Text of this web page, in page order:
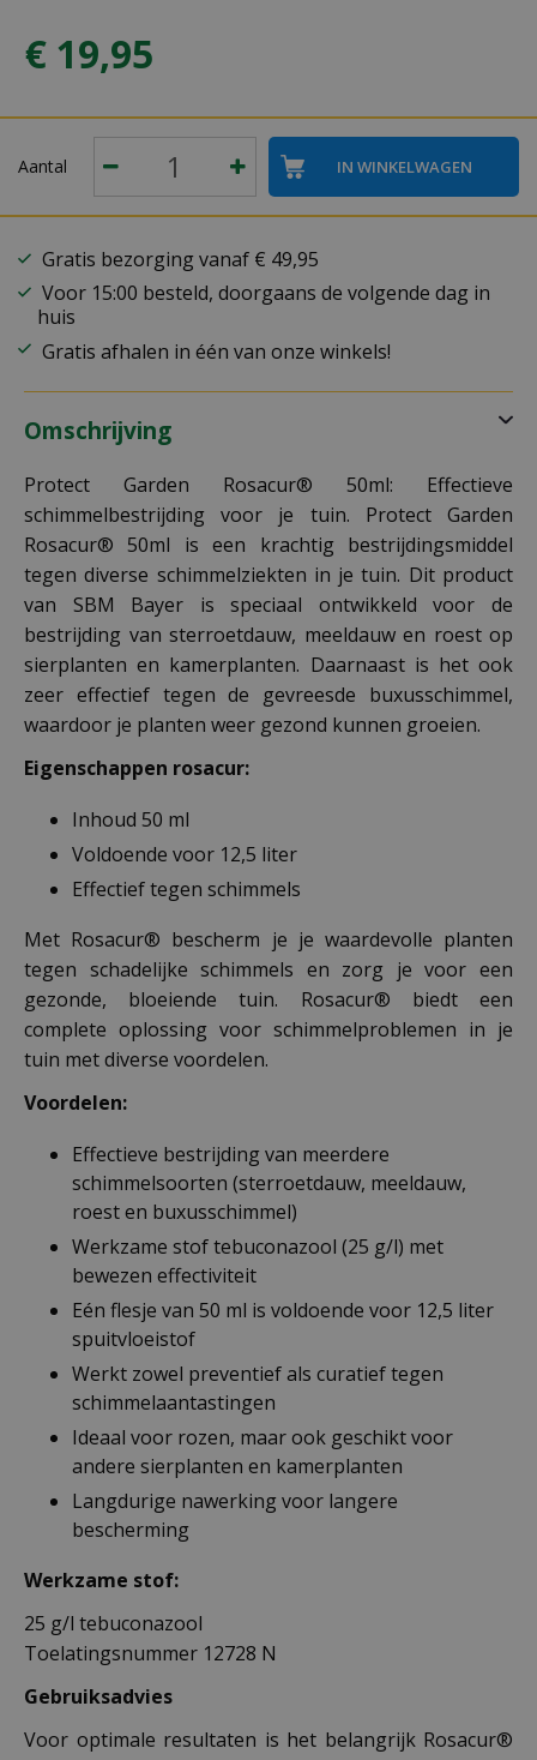
€ 19,95
Aantal
Gratis bezorging vanaf € 49,95
Voor 15:00 besteld, doorgaans de volgende dag in
huis
Gratis afhalen in één van onze winkels!
Omschrijving
Protect Garden Rosacur® 50ml: Effectieve
schimmelbestrijding voor je tuin. Protect Garden
Rosacur® 50ml is een krachtig bestrijdingsmiddel
tegen diverse schimmelziekten in je tuin. Dit product
van SBM Bayer is speciaal ontwikkeld voor de
bestrijding van sterroetdauw, meeldauw en roest op
sierplanten en kamerplanten. Daarnaast is het ook
zeer effectief tegen de gevreesde buxusschimmel,
waardoor je planten weer gezond kunnen groeien.
Eigenschappen rosacur:
Inhoud 50 ml
Voldoende voor 12,5 liter
Effectief tegen schimmels
Met Rosacur® bescherm je je waardevolle planten
tegen schadelijke schimmels en zorg je voor een
gezonde, bloeiende tuin. Rosacur® biedt een
complete oplossing voor schimmelproblemen in je
tuin met diverse voordelen.
Voordelen:
Effectieve bestrijding van meerdere
schimmelsoorten (sterroetdauw, meeldauw,
roest en buxusschimmel)
Werkzame stof tebuconazool (25 g/l) met
bewezen effectiviteit
Eén flesje van 50 ml is voldoende voor 12,5 liter
spuitvloeistof
Werkt zowel preventief als curatief tegen
schimmelaantastingen
Ideaal voor rozen, maar ook geschikt voor
andere sierplanten en kamerplanten
Langdurige nawerking voor langere
bescherming
Werkzame stof:
25 g/l tebuconazool
Toelatingsnummer 12728 N
Gebruiksadvies
Voor optimale resultaten is het belangrijk Rosacur®